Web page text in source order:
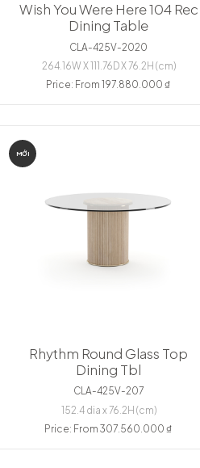
Wish You Were Here 104 Rec
Dining Table
CLA-425V-2020
264.16W X 111.76D X 76.2H (cm)
Price: From 197.880.000 ₫
MỚI
Rhythm Round Glass Top
Dining Tbl
CLA-425V-207
152.4 dia x 76.2H (cm)
Price: From 307.560.000 ₫